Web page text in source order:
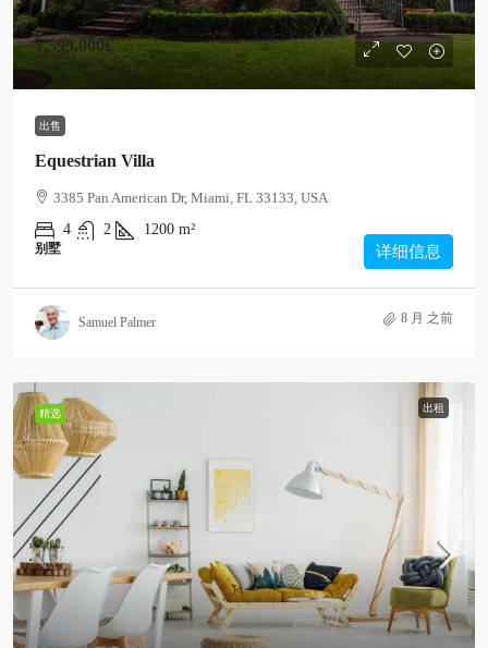
1,599,000€
15,000€/sq ft
出售
Equestrian Villa
3385 Pan American Dr, Miami, FL 33133, USA
4
2 1200 m²
别墅 详细信息
Samuel Palmer 8 月 之前
精选 出租